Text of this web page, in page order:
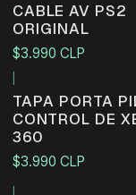
CABLE AV PS2
ORIGINAL
$3.990 CLP
TAPA PORTA
CONTROL DE
360
$3.990 CLP